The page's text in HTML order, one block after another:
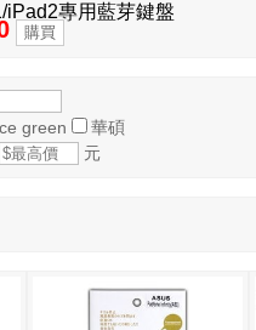
iPad2專用藍芽鍵盤
green
華碩
元